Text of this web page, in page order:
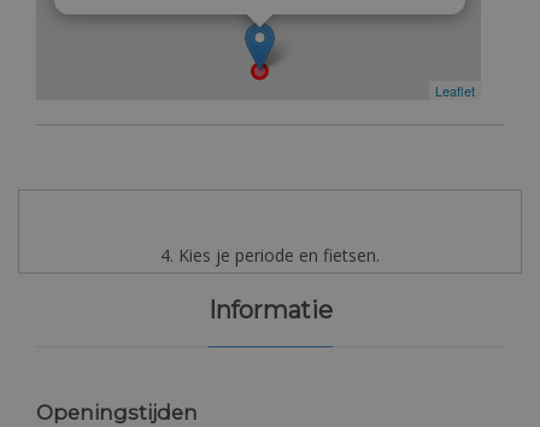
Leaflet
4. Kies je periode en fietsen.
Informatie
Openingstijden